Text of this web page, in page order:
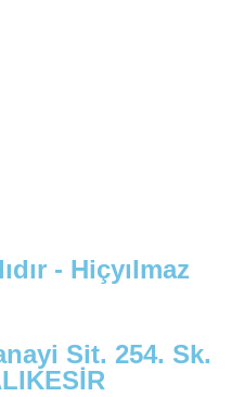
- Hiçyılmaz
Sit. 254. Sk.